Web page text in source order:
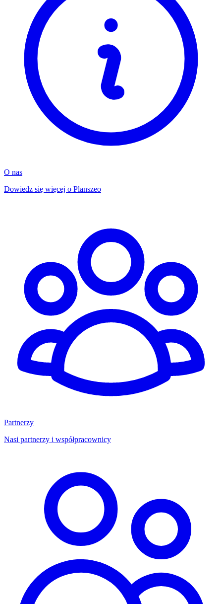
O nas
Dowiedz się więcej o Planszeo
Partnerzy
Nasi partnerzy i współpracownicy